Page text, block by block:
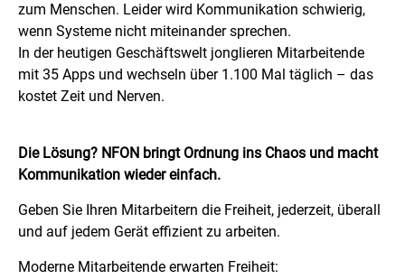
zum Menschen. Leider wird Kommunikation schwierig,
wenn Systeme nicht miteinander sprechen.
In der heutigen Geschäftswelt jonglieren Mitarbeitende
mit 35 Apps und wechseln über 1.100 Mal täglich – das
kostet Zeit und Nerven.
Die Lösung? NFON bringt Ordnung ins Chaos und macht
Kommunikation wieder einfach.
Geben Sie Ihren Mitarbeitern die Freiheit, jederzeit, überall
und auf jedem Gerät effizient zu arbeiten.
Moderne Mitarbeitende erwarten Freiheit: